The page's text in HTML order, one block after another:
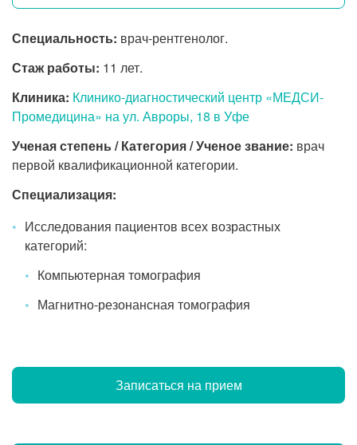
Специальность: врач-рентгенолог.
Стаж работы: 11 лет.
Клиника: Клинико-диагностический центр «МЕДСИ-
Промедицина» на ул. Авроры, 18 в Уфе
Ученая степень / Категория / Ученое звание: врач
первой квалификационной категории.
Специализация:
Исследования пациентов всех возрастных
категорий:
Компьютерная томография
Магнитно-резонансная томография
Записаться на прием